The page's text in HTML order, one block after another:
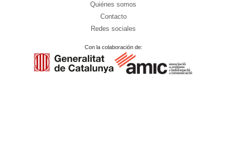
Quiénes somos
Contacto
Redes sociales
Con la colaboración de: